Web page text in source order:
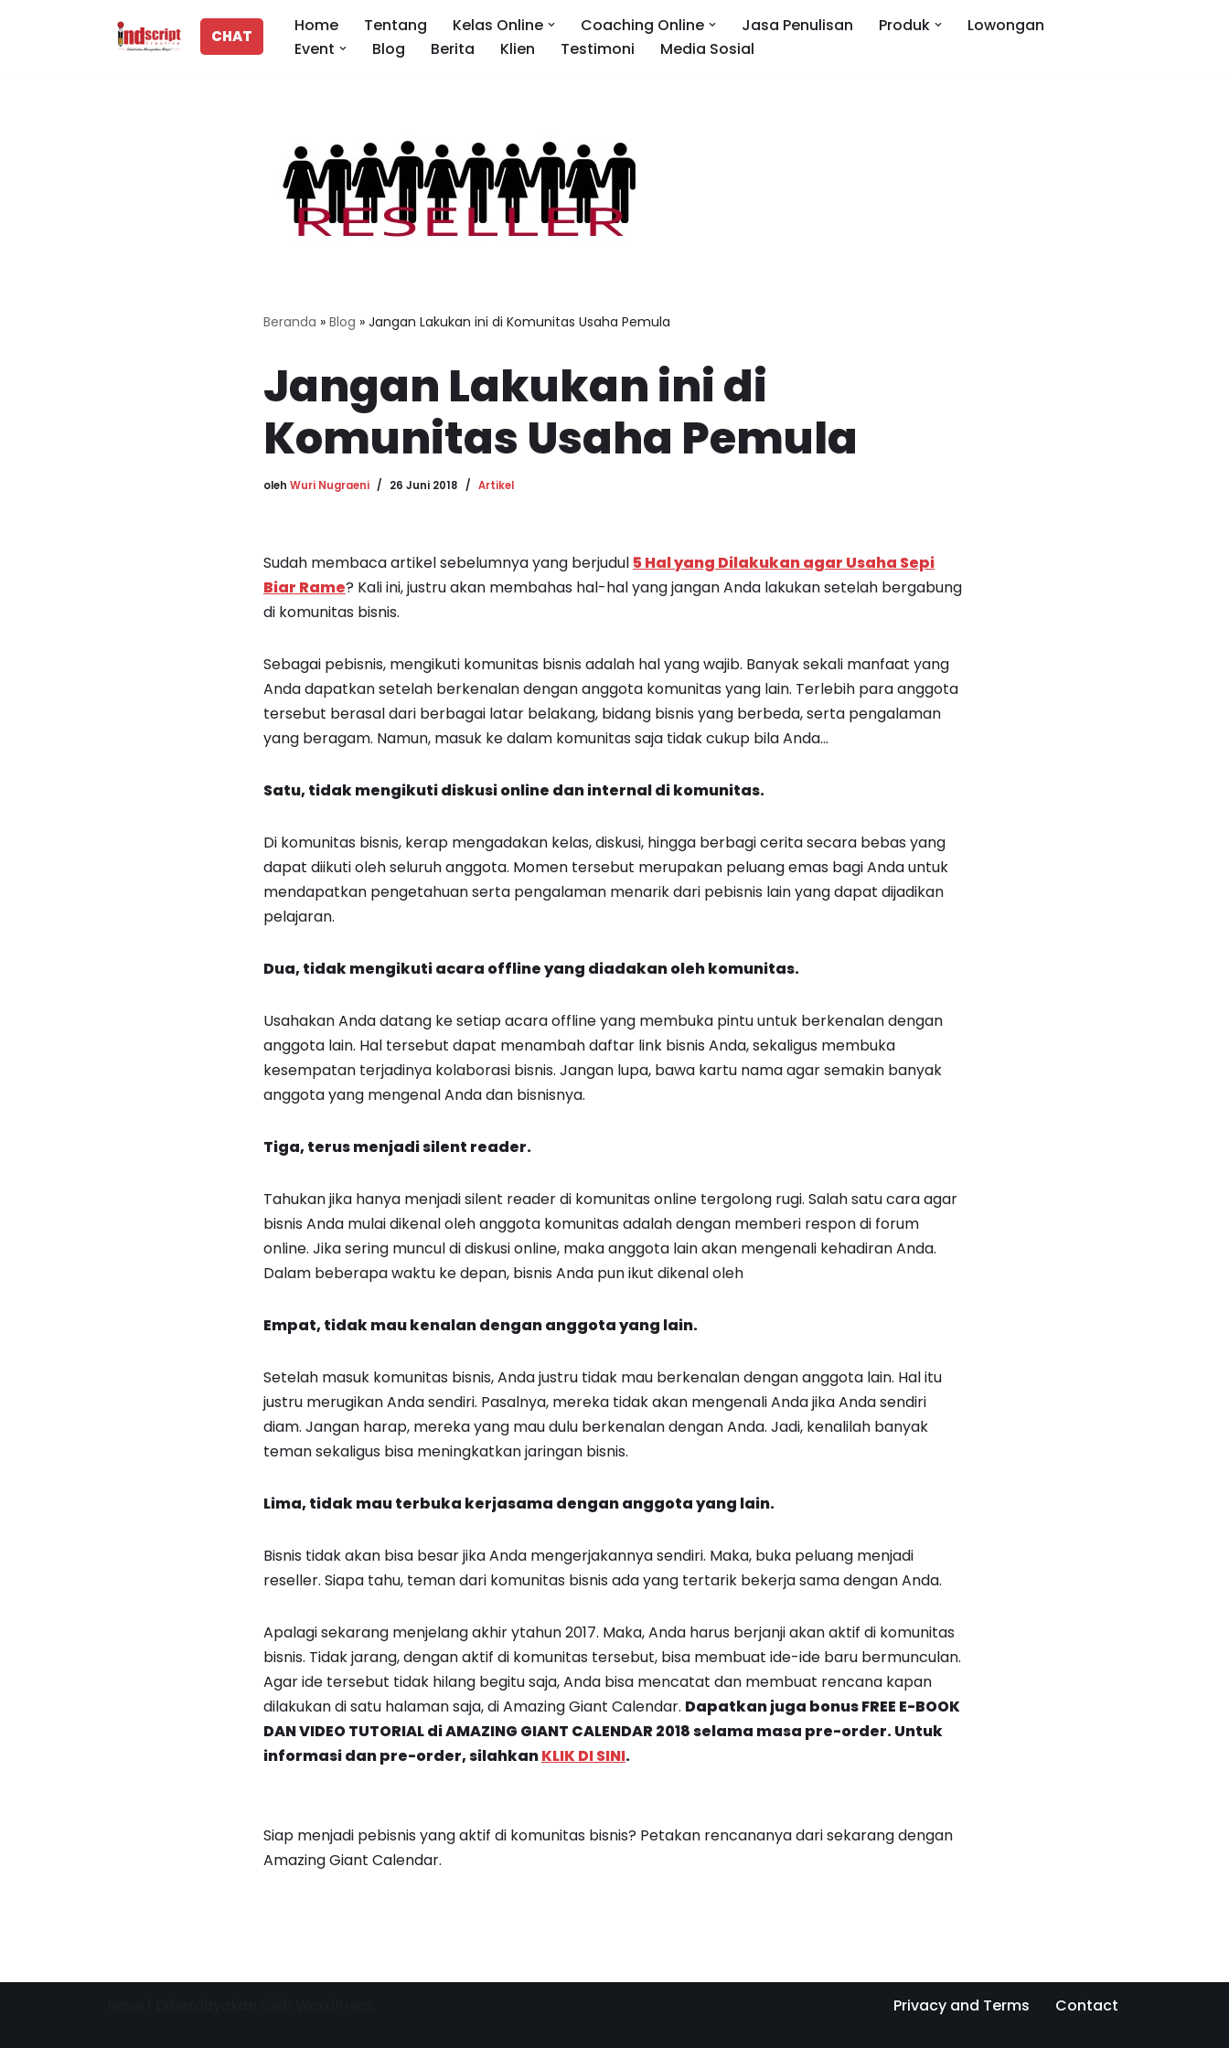
CHAT
Home Tentang Kelas Online Coaching Online Jasa Penulisan Produk
Lowongan
Event
Blog Berita Klien Testimoni Media Sosial
Beranda » Blog » Jangan Lakukan ini di Komunitas Usaha Pemula
Jangan Lakukan ini di
Komunitas Usaha Pemula
oleh Wuri Nugraeni 26 Juni 2018 Artikel
Sudah membaca artikel sebelumnya yang berjudul 5 Hal yang Dilakukan agar Usaha Sepi
Biar Rame? Kali ini, justru akan membahas hal-hal yang jangan Anda lakukan setelah bergabung
di komunitas bisnis.
Sebagai pebisnis, mengikuti komunitas bisnis adalah hal yang wajib. Banyak sekali manfaat yang
Anda dapatkan setelah berkenalan dengan anggota komunitas yang lain. Terlebih para anggota
tersebut berasal dari berbagai latar belakang, bidang bisnis yang berbeda, serta pengalaman
yang beragam. Namun, masuk ke dalam komunitas saja tidak cukup bila Anda…
Satu, tidak mengikuti diskusionline daninternaldikomunitas.
Di komunitas bisnis, kerap mengadakan kelas, diskusi, hingga berbagi cerita secara bebas yang
dapat diikuti oleh seluruh anggota. Momen tersebut merupakan peluang emas bagi Anda untuk
mendapatkan pengetahuan serta pengalaman menarik dari pebisnis lain yang dapat dijadikan
pelajaran.
Dua, tidak mengikuti acara offlineyang diadakan oleh komunitas.
Usahakan Anda datang ke setiap acara offline yang membuka pintu untuk berkenalan dengan
anggota lain. Hal tersebut dapat menambah daftar link bisnis Anda, sekaligus membuka
kesempatan terjadinya kolaborasi bisnis. Jangan lupa, bawa kartu nama agar semakin banyak
anggota yang mengenal Anda dan bisnisnya.
Tiga, terus menjadi silent reader.
Tahukan jika hanya menjadi silent reader di komunitas online tergolong rugi. Salah satu cara agar
bisnis Anda mulai dikenal oleh anggota komunitas adalah dengan memberi respon di forum
online. Jika sering muncul di diskusi online, maka anggota lain akan mengenali kehadiran Anda.
Dalam beberapa waktu ke depan, bisnis Anda pun ikut dikenal oleh
Empat, tidak mau kenalan dengan anggota yang lain.
Setelah masuk komunitas bisnis, Anda justru tidak mau berkenalan dengan anggota lain. Hal itu
justru merugikan Anda sendiri. Pasalnya, mereka tidak akan mengenali Anda jika Anda sendiri
diam. Jangan harap, mereka yang mau dulu berkenalan dengan Anda. Jadi, kenalilah banyak
teman sekaligus bisa meningkatkan jaringan bisnis.
Lima, tidak mau terbuka kerjasama dengan anggota yang lain.
Bisnis tidak akan bisa besar jika Anda mengerjakannya sendiri. Maka, buka peluang menjadi
reseller. Siapa tahu, teman dari komunitas bisnis ada yang tertarik bekerja sama dengan Anda.
Apalagi sekarang menjelang akhir ytahun 2017. Maka, Anda harus berjanji akan aktif di komunitas
bisnis. Tidak jarang, dengan aktif di komunitas tersebut, bisa membuat ide-ide baru bermunculan.
Agar ide tersebut tidak hilang begitu saja, Anda bisa mencatat dan membuat rencana kapan
dilakukan di satu halaman saja, di Amazing Giant Calendar. Dapatkan juga bonus FREE E-BOOK
DAN VIDEO TUTORIAL di AMAZING GIANT CALENDAR 2018 selama masa pre-order. Untuk
informasi dan pre-order, silahkanKLIK DI SINI.
Siap menjadi pebisnis yang aktif di komunitas bisnis? Petakan rencananya dari sekarang dengan
Amazing Giant Calendar.
Privacy and Terms Contact